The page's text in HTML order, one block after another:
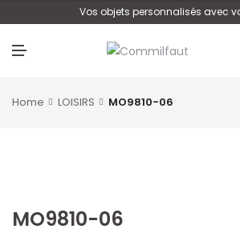
Vos objets personnalisés avec
Home LOISIRS MO9810-06
MO9810-06